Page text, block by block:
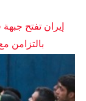
إيران تفتح
بالتزامن